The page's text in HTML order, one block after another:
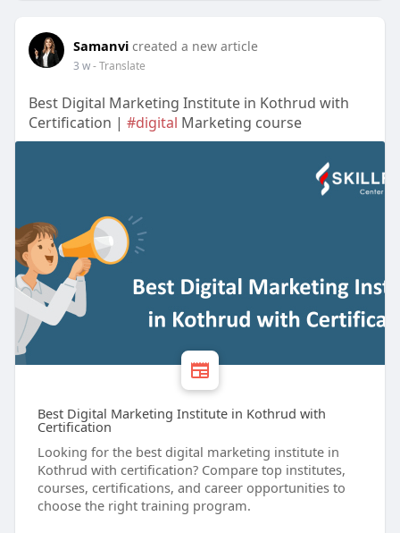
Samanvi created a new article
3 w- Translate
Best Digital Marketing Institute in Kothrud with
Certification | #digital Marketing course
Best Digital Marketing Institute in Kothrud with
Certification
Looking for the best digital marketing institute in
Kothrud with certification? Compare top institutes,
courses, certifications, and career opportunities to
choose the right training program.